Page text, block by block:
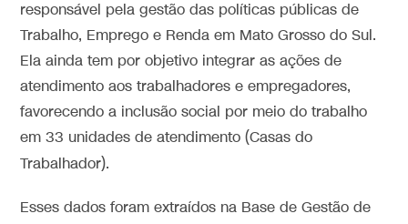
responsável pela gestão das políticas públicas de
Trabalho, Emprego e Renda em Mato Grosso do Sul.
Ela ainda tem por objetivo integrar as ações de
atendimento aos trabalhadores e empregadores,
favorecendo a inclusão social por meio do trabalho
em 33 unidades de atendimento (Casas do
Trabalhador).
Esses dados foram extraídos na Base de Gestão de